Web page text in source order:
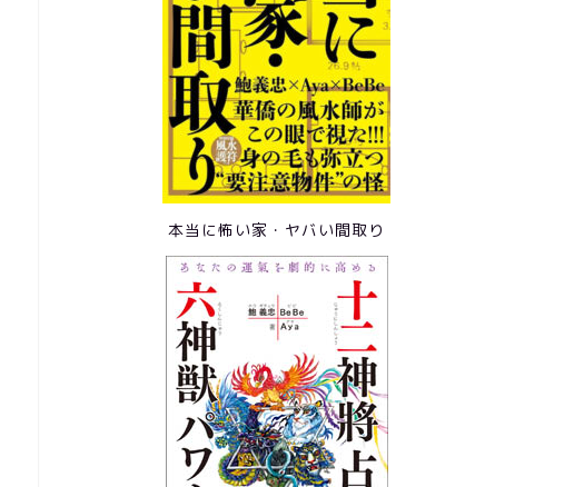
本当に怖い家・ヤバい間取り